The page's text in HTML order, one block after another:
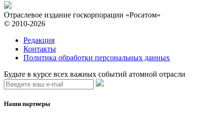
Отраслевое издание госкорпорации «Росатом»
© 2010-2026
Редакция
Контакты
Политика обработки персональных данных
Будьте в курсе всех важных событий атомной отрасли
Наши партнеры